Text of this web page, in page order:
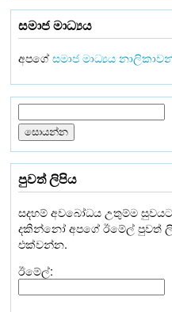
සමාජ මාධ්‍යය
අපගේසමාජ මාධ්‍යය
පුවත් ලිපිය
සදහම් අවබෝධය උතුම්ම
දකින්නෝ අපගේ ඊමේල් පුවත්
එක්වන්න.
ඊමේල්: